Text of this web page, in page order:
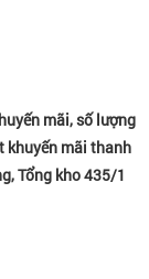
mãi, số lượng
khuyến mãi thanh
Tổng kho 435/1